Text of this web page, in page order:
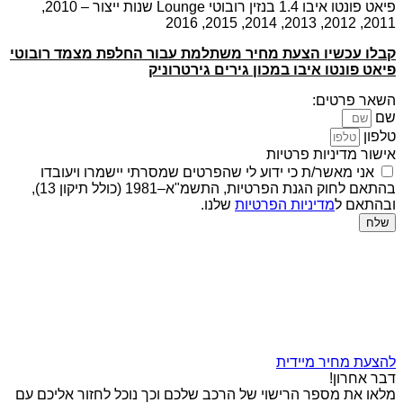
פיאט פונטו איבו 1.4 בנזין רובוטי Lounge שנות ייצור – 2010,
2011, 2012, 2013, 2014, 2015, 2016
קבלו עכשיו הצעת מחיר משתלמת עבור החלפת מצמד רובוטי
פיאט פונטו איבו במכון גירים גירטרוניק
השאר פרטים:
שם
טלפון
אישור מדיניות פרטיות
אני מאשר/ת כי ידוע לי שהפרטים שמסרתי יישמרו ויעובדו
בהתאם לחוק הגנת הפרטיות, התשמ"א–1981 (כולל תיקון 13),
ובהתאם למדיניות הפרטיות שלנו.
שלח
להצעת מחיר מיידית
דבר אחרון!
מלאו את מספר הרישוי של הרכב שלכם וכך נוכל לחזור אליכם עם